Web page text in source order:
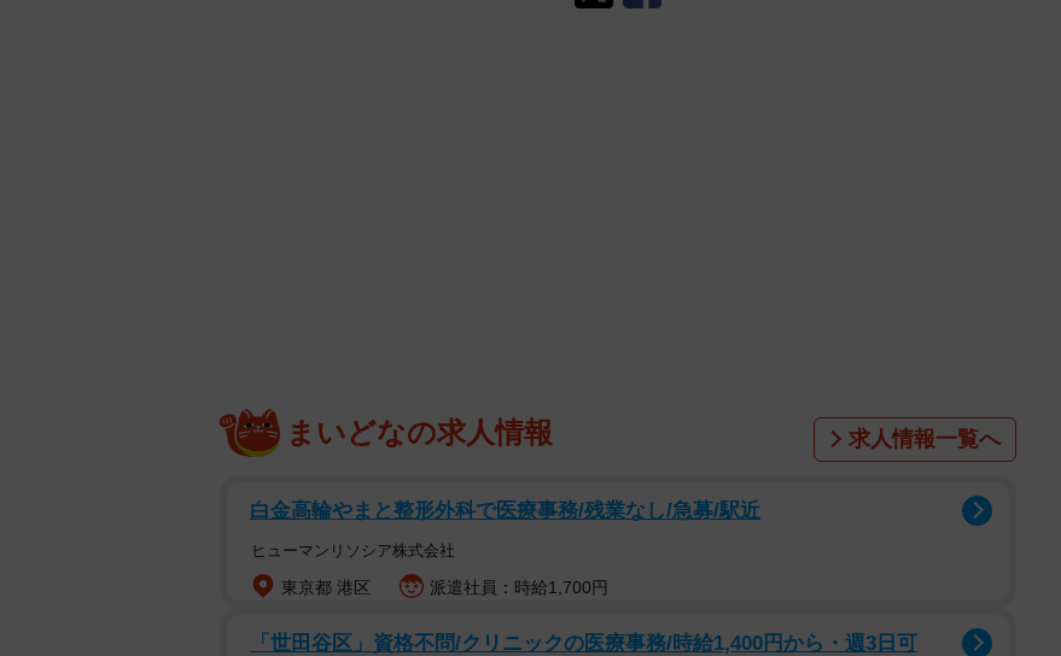
まいどなの求人情報 求人情報一覧へ
白金高輪やまと整形外科で医療事務/残業なし/急募/駅近
ヒューマンリソシア株式会社
東京都 港区 派遣社員：時給1,700円
「世田谷区」資格不問/クリニックの医療事務/時給1,400円から・週3日可